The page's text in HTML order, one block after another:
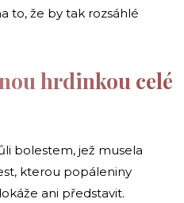
to, že by tak rozsáhlé
hrdinkou celé
bolestem, jež musela
kterou popáleniny
ani představit.